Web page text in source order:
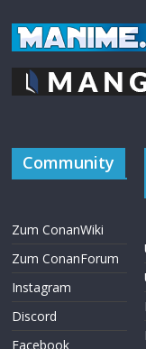
Community
Zum ConanWiki
Zum ConanForum
Instagram
Discord
Facebook